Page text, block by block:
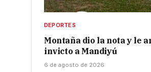
DEPORTES
Montaña dio la nota y le
invicto a Mandiyú
6 de agosto de 2026